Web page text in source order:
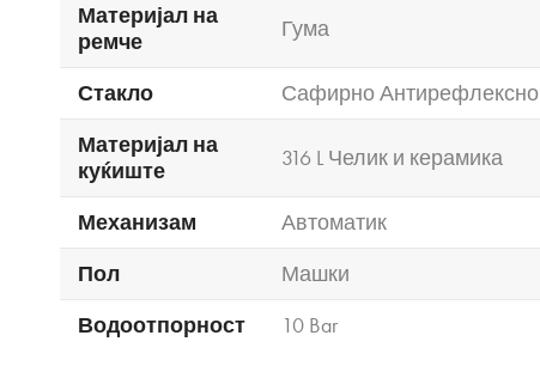
Материјал на
ремче
Гума
Стакло
Сафирно Антирефлексно
Материјал на
куќиште
316 L Челик и керамика
Механизам
Автоматик
Пол
Машки
Водоотпорност
10 Bar